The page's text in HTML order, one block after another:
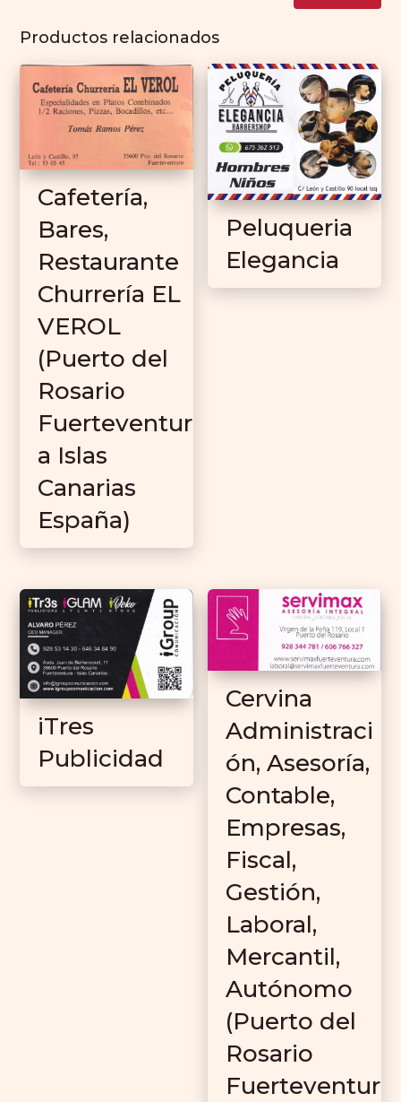
Productos relacionados
Cafetería,
Bares,
Restaurante
Churrería EL
VEROL
(Puerto del
Rosario
Fuerteventur
a Islas
Canarias
España)
Peluqueria
Elegancia
iTres
Publicidad
Cervina
Administraci
ón, Asesoría,
Contable,
Empresas,
Fiscal,
Gestión,
Laboral,
Mercantil,
Autónomo
(Puerto del
Rosario
Fuerteventur